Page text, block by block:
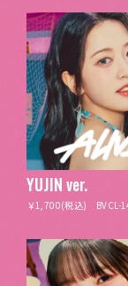
YUJIN ver.
￥1,700(税込) BVCL-